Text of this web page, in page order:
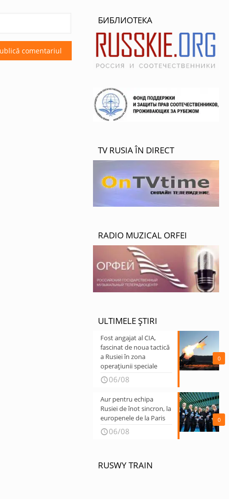
БИБЛИОТЕКА
TV RUSIA ÎN DIRECT
RADIO MUZICAL ORFEI
ULTIMELE ȘTIRI
0
Fost angajat al CIA,
fascinat de noua tactică
a Rusiei în zona
operațiunii speciale
06/08
0
Aur pentru echipa
Rusiei de înot sincron, la
europenele de la Paris
06/08
RUSWY TRAIN